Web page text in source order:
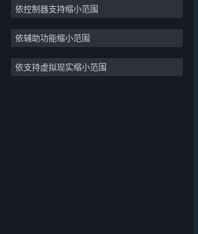
关于蒸汽平台|退款政策|软件许可服务协议
个人信息保护政策|个人信息出境告知书|
冒险
设计与插画
实用工具
免费开玩
依控制器支持缩小范围
依辅助功能缩小范围
依支持虚拟现实缩小范围